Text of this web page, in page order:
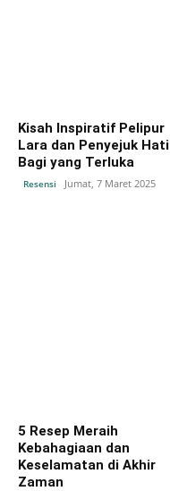
Kisah Inspiratif Pelipur
Lara dan Penyejuk Hati
Bagi yang Terluka
Resensi Jumat, 7 Maret 2025
5 Resep Meraih
Kebahagiaan dan
Keselamatan di Akhir
Zaman